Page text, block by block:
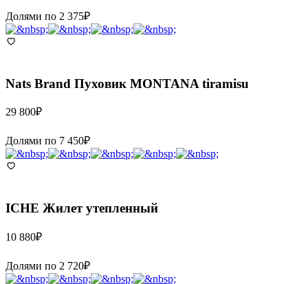
Долями по 2 375₽
Nats Brand Пуховик MONTANA tiramisu
29 800₽
Долями по 7 450₽
ICHE Жилет утепленный
10 880₽
Долями по 2 720₽